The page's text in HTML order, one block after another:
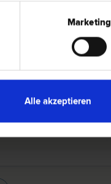
Marketing
Alle akzeptieren